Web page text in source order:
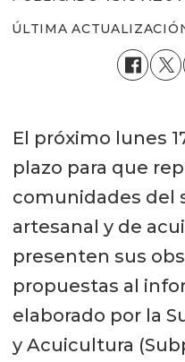
ÚLTIMA
El próximo lunes
plazo para que
comunidades del
artesanal y de
presenten sus
propuestas al
elaborado por la
y Acuicultura